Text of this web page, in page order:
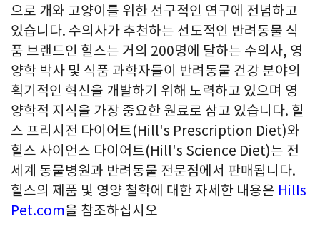
으로 개와 고양이를 위한 선구적인 연구에 전념하고
있습니다. 수의사가 추천하는 선도적인 반려동물 식
품 브랜드인 힐스는 거의 200명에 달하는 수의사, 영
양학 박사 및 식품 과학자들이 반려동물 건강 분야의
획기적인 혁신을 개발하기 위해 노력하고 있으며 영
양학적 지식을 가장 중요한 원료로 삼고 있습니다. 힐
스 프리시전 다이어트(Hill's Prescription Diet)와
힐스 사이언스 다이어트(Hill's Science Diet)는 전
세계 동물병원과 반려동물 전문점에서 판매됩니다.
힐스의 제품 및 영양 철학에 대한 자세한 내용은 Hills
Pet.com을 참조하십시오